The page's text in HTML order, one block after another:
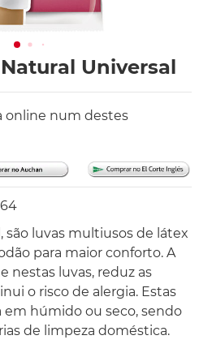
Universal
online num destes
são luvas multiusos de látex
para maior conforto. A
nestas luvas, reduz as
o risco de alergia. Estas
em húmido ou seco, sendo
de limpeza doméstica.